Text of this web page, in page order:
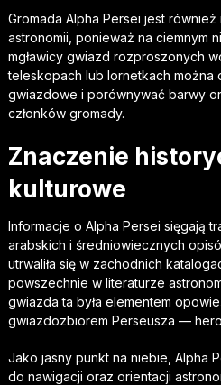
Gromada Alpha Persei jest
astronomii, ponieważ na ciemnym
mgławicy gwiazd rozproszonych
teleskopach lub lornetkach
gwiazdowe i porównywać barwy
członków gromady.
Znaczenie
kulturowe
Informacje o Alpha Persei sięgają
arabskich i średniowiecznych
utrwaliła się w zachodnich
powszechnie w literaturze
gwiazda ta była elementem
gwiazdozbiorem Perseusza —
Jako jasny punkt na niebie, Alpha
do nawigacji oraz orientacji